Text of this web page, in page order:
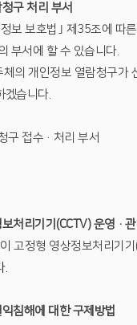
구 처리 부서
보 보호법｣ 제35조에 따
부서에 할 수 있습니다.
의 개인정보 열람청구가
겠습니다.
구 접수·처리 부서
처리기기(CCTV) 운영·관
고정형 영상정보처리기기
.
침해에 대한 구제방법